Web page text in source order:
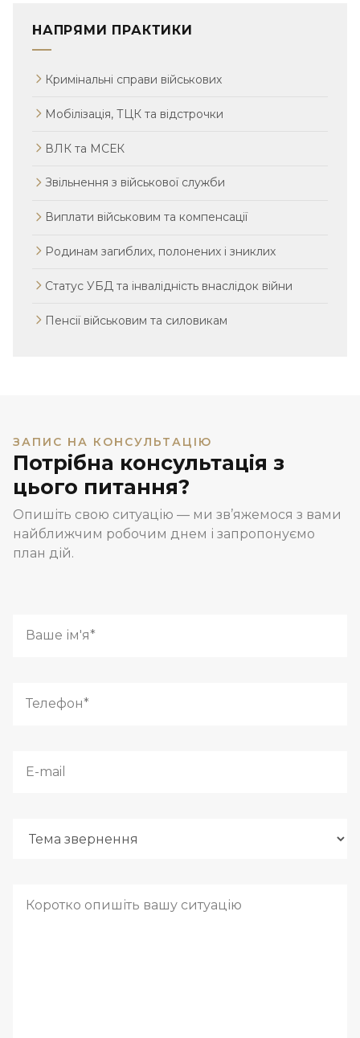
НАПРЯМИ ПРАКТИКИ
Кримінальні справи військових
Мобілізація, ТЦК та відстрочки
ВЛК та МСЕК
Звільнення з військової служби
Виплати військовим та компенсації
Родинам загиблих, полонених і зниклих
Статус УБД та інвалідність внаслідок війни
Пенсії військовим та силовикам
ЗАПИС НА КОНСУЛЬТАЦІЮ
Потрібна консультація з
цього питання?
Опишіть свою ситуацію — ми зв’яжемося з вами
найближчим робочим днем і запропонуємо
план дій.